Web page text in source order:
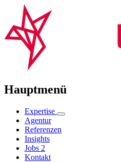
Hauptmenü
Expertise
Agentur
Referenzen
Insights
Jobs 2
Kontakt